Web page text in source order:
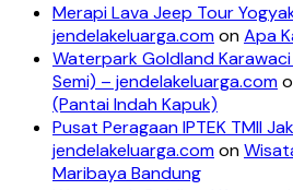
Merapi Lava Jeep Tour
jendelakeluarga.comonApa
Waterpark Goldland Karawaci
Semi) – jendelakeluarga.com
(Pantai Indah Kapuk)
Pusat Peragaan IPTEK TMII
jendelakeluarga.comon
Maribaya Bandung